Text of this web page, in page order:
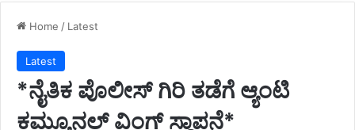
Home / Latest
Latest
*ನೈತಿಕ ಪೊಲೀಸ್ ಗಿರಿ ತಡೆಗೆ ಆ್ಯಂಟಿ
ಕಮ್ಯೂನಲ್ ವಿಂಗ್ ಸ್ಥಾಪನೆ*